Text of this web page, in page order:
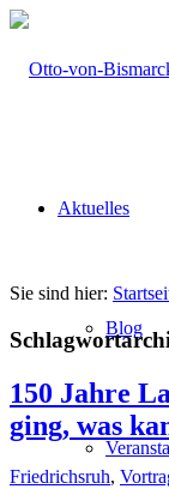
Aktuelles
Blog
Sie sind hier:
150 Jahre
ging, was
Friedrichsruh,